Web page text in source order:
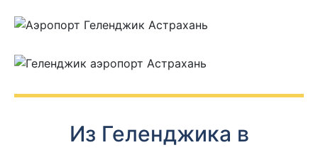
Из Геленджика в